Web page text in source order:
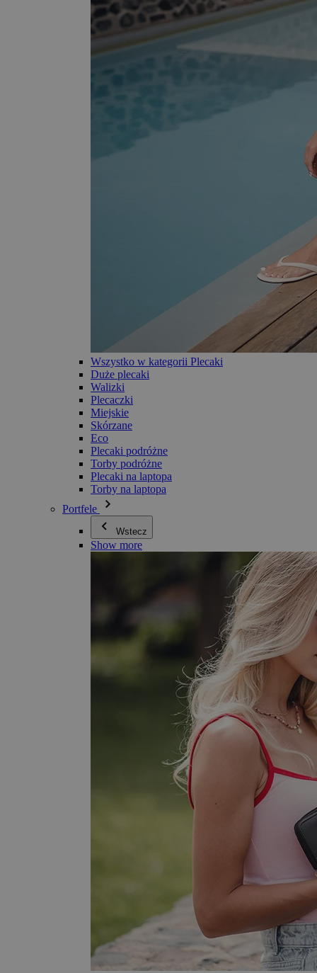
Wszystko w kategorii Plecaki
Duże plecaki
Walizki
Plecaczki
Miejskie
Skórzane
Eco
Plecaki podróżne
Torby podróżne
Plecaki na laptopa
Torby na laptopa
Portfele
Wstecz
Show more